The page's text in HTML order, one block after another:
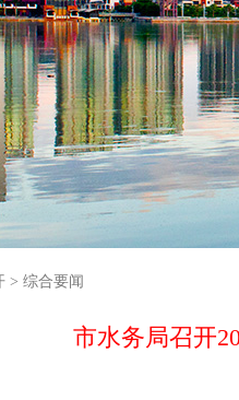
> 综合要闻
市水务局召开